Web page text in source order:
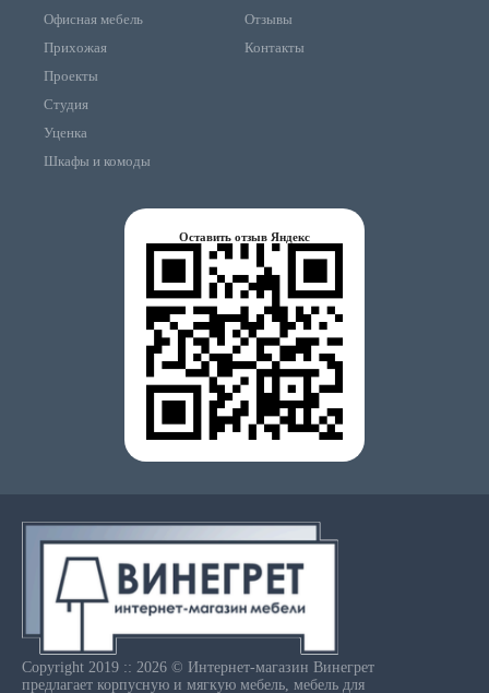
Офисная мебель
Прихожая
Проекты
Студия
Уценка
Шкафы и комоды
Отзывы
Контакты
Оставить отзыв Яндекс
Copyright 2019 :: 2026 © Интернет-магазин Винегрет
предлагает корпусную и мягкую мебель, мебель для